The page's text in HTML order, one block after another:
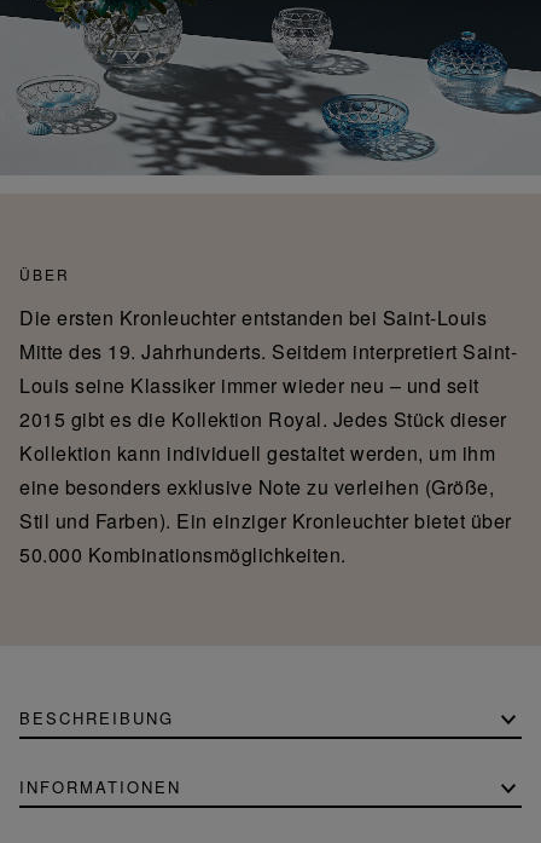
ÜBER
Die ersten Kronleuchter entstanden bei Saint-Louis
Mitte des 19. Jahrhunderts. Seitdem interpretiert Saint-
Louis seine Klassiker immer wieder neu – und seit
2015 gibt es die Kollektion Royal. Jedes Stück dieser
Kollektion kann individuell gestaltet werden, um ihm
eine besonders exklusive Note zu verleihen (Größe,
Stil und Farben). Ein einziger Kronleuchter bietet über
50.000 Kombinationsmöglichkeiten.
BESCHREIBUNG
INFORMATIONEN